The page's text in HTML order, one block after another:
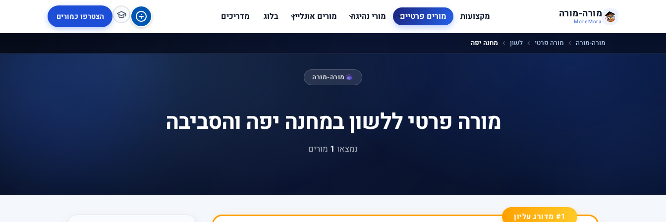
מורה-מורה
MoreMora מקצועות מורים פרטיים מורי נהיגה מורים אונליין בלוג מדריכים הצטרפו כמורים
מורה-מורה מורה פרטי לשון מחנה יפה
מורה-מורה
מורה פרטי ללשון במחנה יפה והסביבה
נמצאו 1 מורים
#1 מדורג עליון